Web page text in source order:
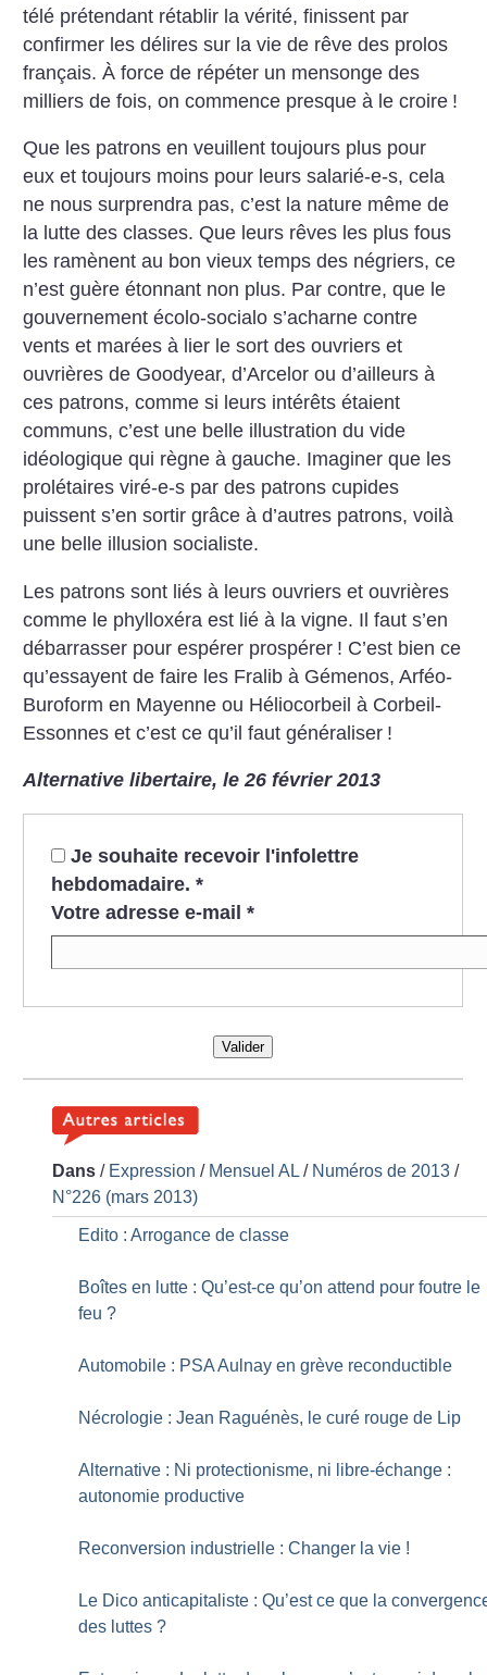
télé prétendant rétablir la vérité, finissent par
confirmer les délires sur la vie de rêve des prolos
français. À force de répéter un mensonge des
milliers de fois, on commence presque à le croire !
Que les patrons en veuillent toujours plus pour
eux et toujours moins pour leurs salarié-e-s, cela
ne nous surprendra pas, c’est la nature même de
la lutte des classes. Que leurs rêves les plus fous
les ramènent au bon vieux temps des négriers, ce
n’est guère étonnant non plus. Par contre, que le
gouvernement écolo-socialo s’acharne contre
vents et marées à lier le sort des ouvriers et
ouvrières de Goodyear, d’Arcelor ou d’ailleurs à
ces patrons, comme si leurs intérêts étaient
communs, c’est une belle illustration du vide
idéologique qui règne à gauche. Imaginer que les
prolétaires viré-e-s par des patrons cupides
puissent s’en sortir grâce à d’autres patrons, voilà
une belle illusion socialiste.
Les patrons sont liés à leurs ouvriers et ouvrières
comme le phylloxéra est lié à la vigne. Il faut s’en
débarrasser pour espérer prospérer ! C’est bien ce
qu’essayent de faire les Fralib à Gémenos, Arféo-
Buroform en Mayenne ou Héliocorbeil à Corbeil-
Essonnes et c’est ce qu’il faut généraliser !
Alternative libertaire, le 26 février 2013
Je souhaite recevoir l'infolettre
hebdomadaire. *
Votre adresse e-mail *
Valider
Dans / Expression / Mensuel AL / Numéros de 2013 /
N°226 (mars 2013)
Edito : Arrogance de classe
Boîtes en lutte : Qu’est-ce qu’on attend pour foutre le
feu ?
Automobile : PSA Aulnay en grève reconductible
Nécrologie : Jean Raguénès, le curé rouge de Lip
Alternative : Ni protectionisme, ni libre-échange :
autonomie productive
Reconversion industrielle : Changer la vie !
Le Dico anticapitaliste : Qu’est ce que la
des luttes ?